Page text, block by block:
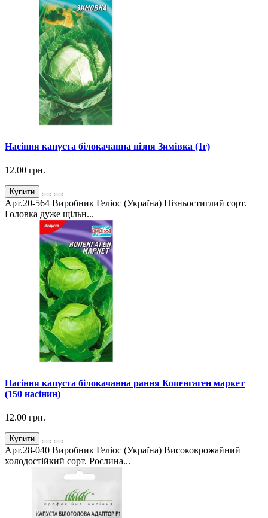
Насіння капуста білокачанна пізня Зимівка (1г)
12.00 грн.
Купити
Арт.20-564 Виробник Геліос (Україна) Пізньостиглий сорт.
Головка дуже щільн...
Насіння капуста білокачанна рання Копенгаген маркет
(150 насінин)
12.00 грн.
Купити
Арт.28-040 Виробник Геліос (Україна) Високоврожайний
холодостійкий сорт. Рослина...